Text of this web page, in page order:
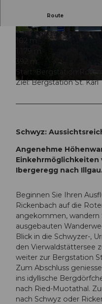
© Schwyzer Wanderwege
© Schwyzer Wanderwege
Route
2:18 h
102 m
392 m
Start: Bergstation
Ziel: Bergstation St. Karl
Schwyz:
Angenehme
Einkehrmöglichkeiten
Ibergeregg nach
Beginnen Sie Ihren
Rickenbach auf die
angekommen,
ausgebauten
Blick in die Schwyzer-,
den Vierwaldstättersee
weiter zur Bergstation
Zum Abschluss
ins idyllische
nach Ried-Muotathal.
nach Schwyz oder